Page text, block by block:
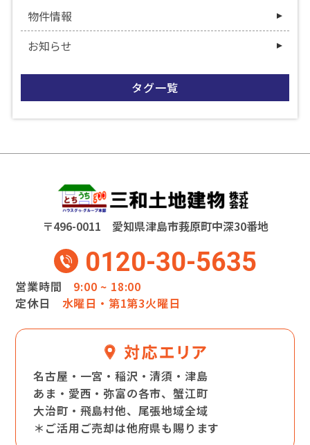
物件情報
お知らせ
タグ一覧
〒496-0011 愛知県津島市莪原町中深30番地
0120-30-5635
営業時間 9:00 ~ 18:00
定休日 水曜日・第1第3火曜日
名古屋・一宮・稲沢・清須・津島
あま・愛西・弥富の各市、蟹江町
大治町・飛島村他、尾張地域全域
＊ご活用ご売却は他府県も賜ります